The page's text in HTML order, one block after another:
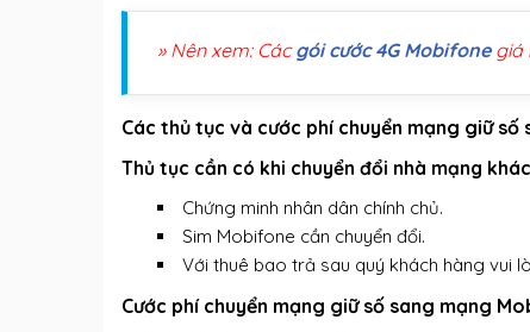
» Nên xem: Cácgói cước 4G Mobifonegiá
Các thủ tục và cước phí chuyển mạng giữ số
Thủ tục cần có khi chuyển đổi nhà mạng
Chứng minh nhân dân chính chủ.
Sim Mobifone cần chuyển đổi.
Với thuê bao trả sau quý khách hàng vui
Cước phí chuyển mạng giữ số sang mạng